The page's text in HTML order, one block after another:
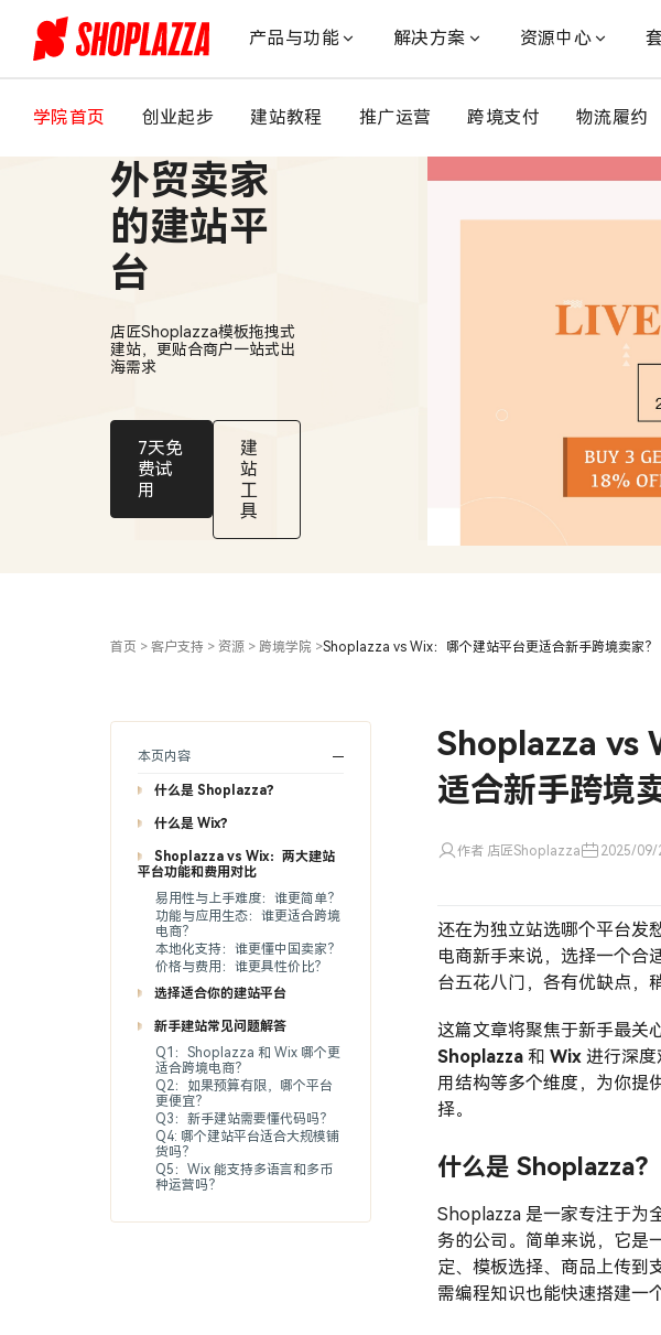
Shoplazza
Wix：
个
产品与功能 解决方案 资源中心
学院首页 创业起步 建站教程 推广运营 跨境支付 物流履约
适合中国
外贸卖家
的建站平
台
店匠Shoplazza模板拖拽式
建站，更贴合商户一站式出
海需求
7天免
费试
用
建
站
工
具
首页 > 客户支持 > 资源 > 跨境学院 >Shoplazza vs Wix：哪个建站平台更适合新手跨境卖家？
本页内容
什么是 Shoplazza？
什么是 Wix？
Shoplazza vs Wix：两大建站
平台功能和费用对比
易用性与上手难度：谁更简单？
功能与应用生态：谁更适合跨境
电商？
本地化支持：谁更懂中国卖家？
价格与费用：谁更具性价比？
选择适合你的建站平台
新手建站常见问题解答
Q1：Shoplazza 和 Wix 哪个更
适合跨境电商？
Q2：如果预算有限，哪个平台
更便宜？
Q3：新手建站需要懂代码吗？
Q4: 哪个建站平台适合大规模铺
货吗？
Q5：Wix 能支持多语言和多币
种运营吗？
Shoplazza vs
适合新手跨境
作者 店匠Shoplazza 2025/09/
还在为独立站选哪个平台发
电商新手来说，选择一个合
台五花八门，各有优缺点，
这篇文章将聚焦于新手最关
Shoplazza 和Wix进行深
用结构等多个维度，为你提
择。
什么是 Shoplazza？
Shoplazza 是一家专注于为
务的公司。简单来说，它是
定、模板选择、商品上传到
需编程知识也能快速搭建一